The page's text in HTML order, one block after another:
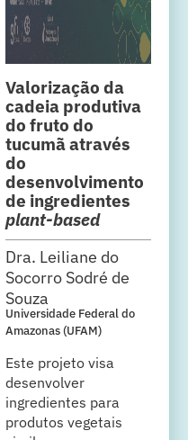
Valorização da
cadeia produtiva
do fruto do
tucumã através
do
desenvolvimento
de ingredientes
plant-based
Dra. Leiliane do
Socorro Sodré de
Souza
Universidade Federal do
Amazonas (UFAM)
Este projeto visa
desenvolver
ingredientes para
produtos vegetais